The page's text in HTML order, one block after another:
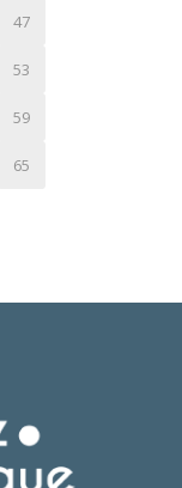
47
53
59
65